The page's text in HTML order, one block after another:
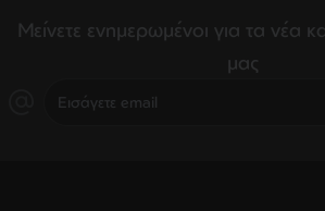
Μείνετε ενημερωμένοι για τα νέα
μας
email